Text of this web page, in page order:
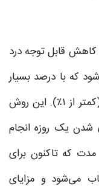
کاهش قابل توجه درد
می‌شود که با درصد بسیار
پایینی از عوارض اصلی درمان می‌شوند (کمتر از ۱٪). این روش
شدن یک روزه انجام
مدت که تاکنون برای
می‌شود و مزایای